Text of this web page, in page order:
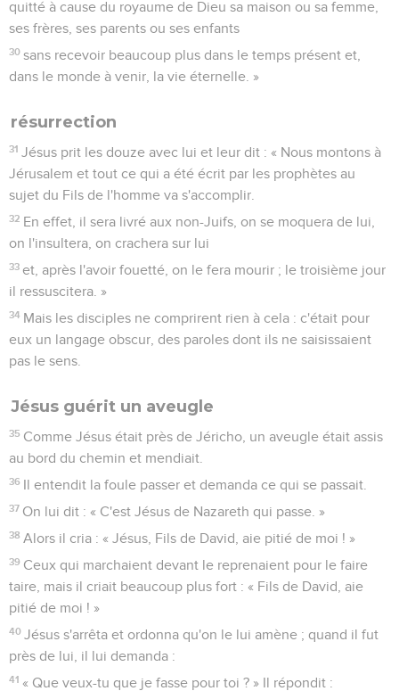
quitté à cause du royaume de Dieu sa maison ou sa femme,
ses frères, ses parents ou ses enfants
30 sans recevoir beaucoup plus dans le temps présent et,
dans le monde à venir, la vie éternelle. »
résurrection
31 Jésus prit les douze avec lui et leur dit : « Nous montons à
Jérusalem et tout ce qui a été écrit par les prophètes au
sujet du Fils de l'homme va s'accomplir.
32 En effet, il sera livré aux non-Juifs, on se moquera de lui,
on l'insultera, on crachera sur lui
33 et, après l'avoir fouetté, on le fera mourir ; le troisième jour
il ressuscitera. »
34 Mais les disciples ne comprirent rien à cela : c'était pour
eux un langage obscur, des paroles dont ils ne saisissaient
pas le sens.
Jésus guérit un aveugle
35 Comme Jésus était près de Jéricho, un aveugle était assis
au bord du chemin et mendiait.
36 Il entendit la foule passer et demanda ce qui se passait.
37 On lui dit : « C'est Jésus de Nazareth qui passe. »
38 Alors il cria : « Jésus, Fils de David, aie pitié de moi ! »
39 Ceux qui marchaient devant le reprenaient pour le faire
taire, mais il criait beaucoup plus fort : « Fils de David, aie
pitié de moi ! »
40 Jésus s'arrêta et ordonna qu'on le lui amène ; quand il fut
près de lui, il lui demanda :
41 « Que veux-tu que je fasse pour toi ? » Il répondit :